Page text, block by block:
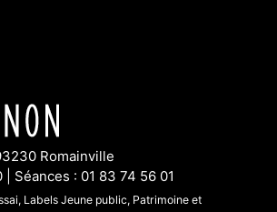
Romainville
| Séances : 01 83 74 56 01
Labels Jeune public, Patrimoine et